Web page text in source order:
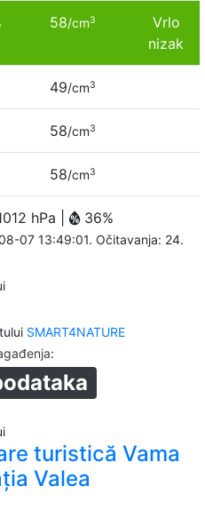
58/cm3
Vrlo
nizak
49/cm3
58/cm3
58/cm3
hPa | 36%
07 13:49:01. Očitavanja: 24.
SMART4NATURE
:
turistică Vama
Valea